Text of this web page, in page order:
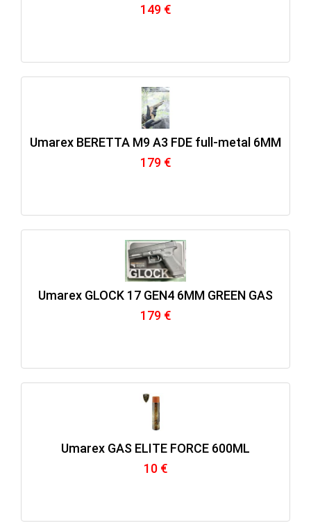
149 €
Umarex BERETTA M9 A3 FDE full-metal 6MM
179 €
Umarex GLOCK 17 GEN4 6MM GREEN GAS
179 €
Umarex GAS ELITE FORCE 600ML
10 €